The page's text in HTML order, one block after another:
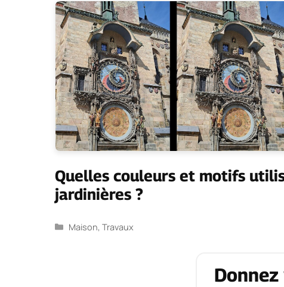
Quelles couleurs et motifs
jardinières ?
Catégories
Maison,Travaux